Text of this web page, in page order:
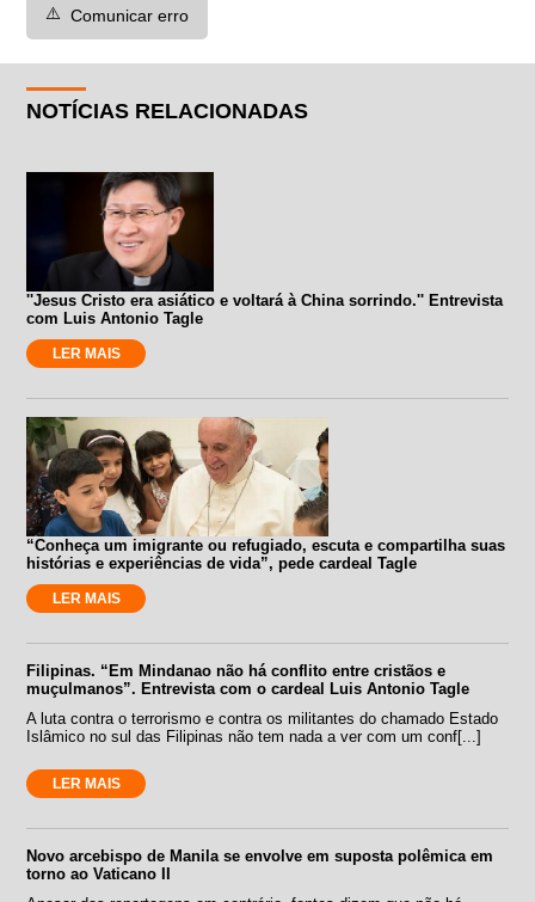
⚠️ Comunicar erro
NOTÍCIAS RELACIONADAS
''Jesus Cristo era asiático e voltará à China sorrindo.'' Entrevista
com Luis Antonio Tagle
LER MAIS
“Conheça um imigrante ou refugiado, escuta e compartilha suas
histórias e experiências de vida”, pede cardeal Tagle
LER MAIS
Filipinas. “Em Mindanao não há conflito entre cristãos e
muçulmanos”. Entrevista com o cardeal Luis Antonio Tagle
A luta contra o terrorismo e contra os militantes do chamado Estado
Islâmico no sul das Filipinas não tem nada a ver com um conf[...]
LER MAIS
Novo arcebispo de Manila se envolve em suposta polêmica em
torno ao Vaticano II